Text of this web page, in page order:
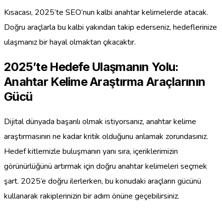
Kısacası, 2025’te SEO’nun kalbi anahtar kelimelerde atacak.
Doğru araçlarla bu kalbi yakından takip ederseniz, hedeflerinize
ulaşmanız bir hayal olmaktan çıkacaktır.
2025’te Hedefe Ulaşmanın Yolu:
Anahtar Kelime Araştırma Araçlarının
Gücü
Dijital dünyada başarılı olmak istiyorsanız, anahtar kelime
araştırmasının ne kadar kritik olduğunu anlamak zorundasınız.
Hedef kitlemizle buluşmanın yanı sıra, içeriklerimizin
görünürlüğünü artırmak için doğru anahtar kelimeleri seçmek
şart. 2025’e doğru ilerlerken, bu konudaki araçların gücünü
kullanarak rakiplerinizin bir adım önüne geçebilirsiniz.